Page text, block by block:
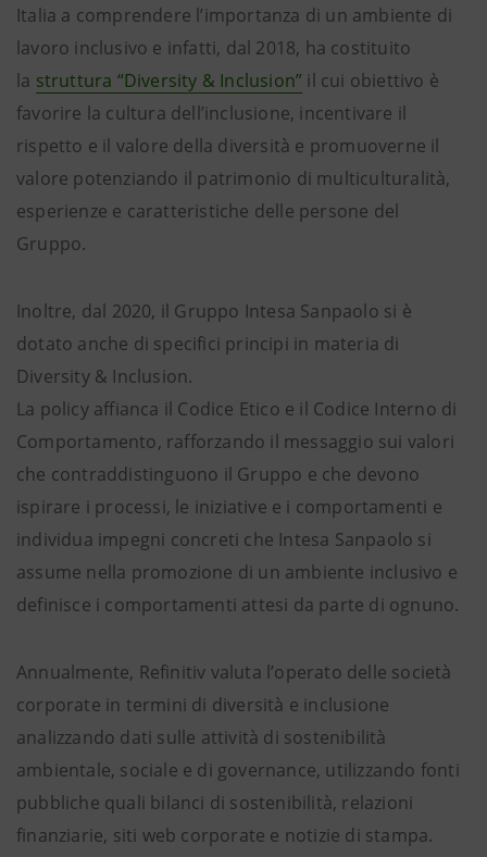
Italia a comprendere l’importanza di un ambiente di
lavoro inclusivo e infatti, dal 2018, ha costituito
la struttura “Diversity & Inclusion” il cui obiettivo è
favorire la cultura dell’inclusione, incentivare il
rispetto e il valore della diversità e promuoverne il
valore potenziando il patrimonio di multiculturalità,
esperienze e caratteristiche delle persone del
Gruppo.
Inoltre, dal 2020, il Gruppo Intesa Sanpaolo si è
dotato anche di specifici principi in materia di
Diversity & Inclusion.
La policy affianca il Codice Etico e il Codice Interno di
Comportamento, rafforzando il messaggio sui valori
che contraddistinguono il Gruppo e che devono
ispirare i processi, le iniziative e i comportamenti e
individua impegni concreti che Intesa Sanpaolo si
assume nella promozione di un ambiente inclusivo e
definisce i comportamenti attesi da parte di ognuno.
Annualmente, Refinitiv valuta l’operato delle società
corporate in termini di diversità e inclusione
analizzando dati sulle attività di sostenibilità
ambientale, sociale e di governance, utilizzando fonti
pubbliche quali bilanci di sostenibilità, relazioni
finanziarie, siti web corporate e notizie di stampa.